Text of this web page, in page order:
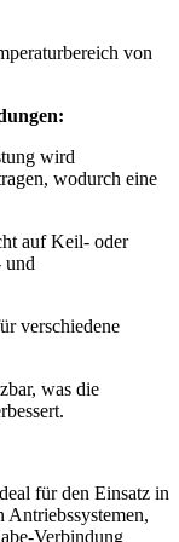
von
wird
wodurch eine
auf Keil- oder
und
verschiedene
was die
für den Einsatz in
Antriebssystemen,
Verbindung